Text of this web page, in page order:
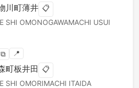
川町薄井 📋
SHI OMONOGAWAMACHI USUI
⧉ 📍
町板井田 📋
SHI OMORIMACHI ITAIDA